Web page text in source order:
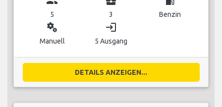
5 3 Benzin
miscellaneous_services
Manuell
login
5 Ausgang
DETAILS ANZEIGEN...